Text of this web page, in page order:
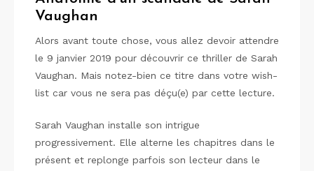
Vaughan
Alors avant toute chose, vous allez devoir attendre
le 9 janvier 2019 pour découvrir ce thriller de Sarah
Vaughan. Mais notez-bien ce titre dans votre wish-
list car vous ne sera pas déçu(e) par cette lecture.
Sarah Vaughan installe son intrigue
progressivement. Elle alterne les chapitres dans le
présent et replonge parfois son lecteur dans le